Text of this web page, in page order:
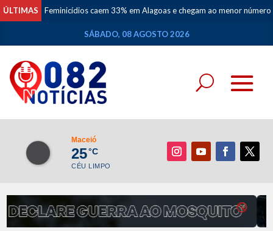
ÚLTIMASFeminicídios caem 33% em Alagoas e chegam ao menor número
SÁBADO, 08 AGOSTO 2026
Maceió
25°C
CÉU LIMPO